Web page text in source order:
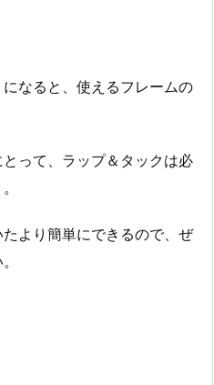
なると、使えるフレームの
って、ラップ＆タックは必
より簡単にできるので、ぜ